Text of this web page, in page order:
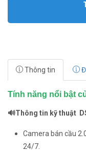
Thông tin
Tính năng nổi bật
🔊Thông tin kỹ thuật
Camera bán cầu
24/7.